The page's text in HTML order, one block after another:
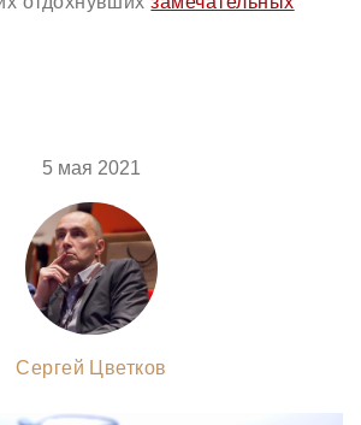
5 мая 2021
Сергей Цветков